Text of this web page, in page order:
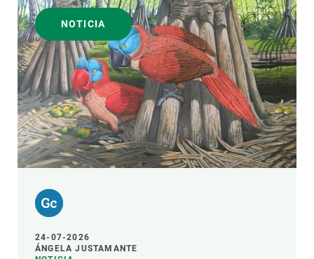
NOTICIA
24-07-2026
ÁNGELA JUSTAMANTE